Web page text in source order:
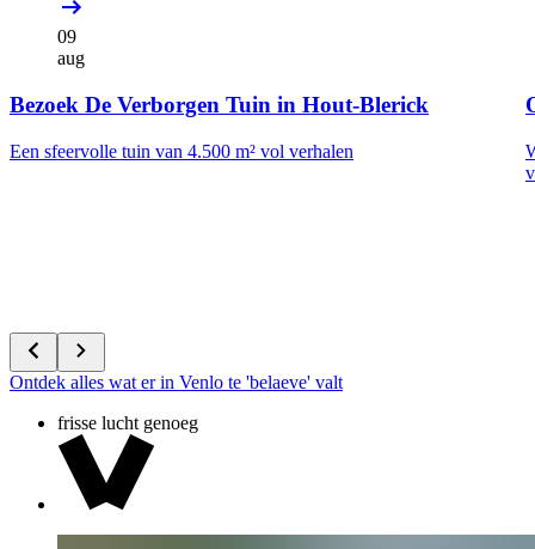
09
aug
Bezoek De Verborgen Tuin in Hout-Blerick
Een sfeervolle tuin van 4.500 m² vol verhalen
Ontdek alles wat er in Venlo te 'belaeve' valt
frisse lucht genoeg